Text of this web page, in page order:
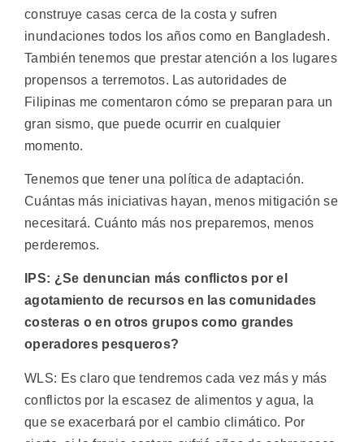
construye casas cerca de la costa y sufren
inundaciones todos los años como en Bangladesh.
También tenemos que prestar atención a los lugares
propensos a terremotos. Las autoridades de
Filipinas me comentaron cómo se preparan para un
gran sismo, que puede ocurrir en cualquier
momento.
Tenemos que tener una política de adaptación.
Cuántas más iniciativas hayan, menos mitigación se
necesitará. Cuánto más nos preparemos, menos
perderemos.
IPS: ¿Se denuncian más conflictos por el
agotamiento de recursos en las comunidades
costeras o en otros grupos como grandes
operadores pesqueros?
WLS: Es claro que tendremos cada vez más y más
conflictos por la escasez de alimentos y agua, la
que se exacerbará por el cambio climático. Por